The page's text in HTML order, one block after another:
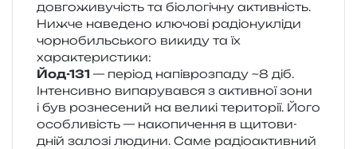
дов­го­жи­ву­чість та біо­ло­гі­чну актив­ність.
Нижче наве­де­но клю­чо­ві радіо­ну­клі­ди
чор­но­биль­сько­го вики­ду та їх
характеристики:
Йод-131 — пері­од напів­роз­па­ду ~8 діб.
Інтенсивно випа­ру­вав­ся з актив­ної зони
і був роз­не­се­ний на вели­кі тери­то­рії. Його
осо­бли­вість — нако­пи­че­н­ня в щито­ви­
дній зало­зі люди­ни. Саме радіо­актив­ний